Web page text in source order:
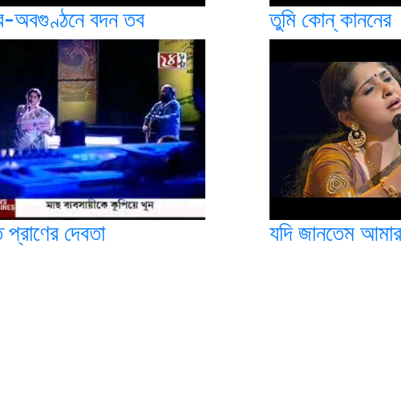
অবগুণ্ঠনে বদন তব তুমি কোন্ কাননের
দেবতা যদি জানতেম